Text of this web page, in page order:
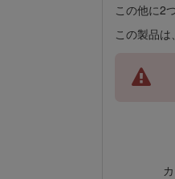
この他に2
この製品